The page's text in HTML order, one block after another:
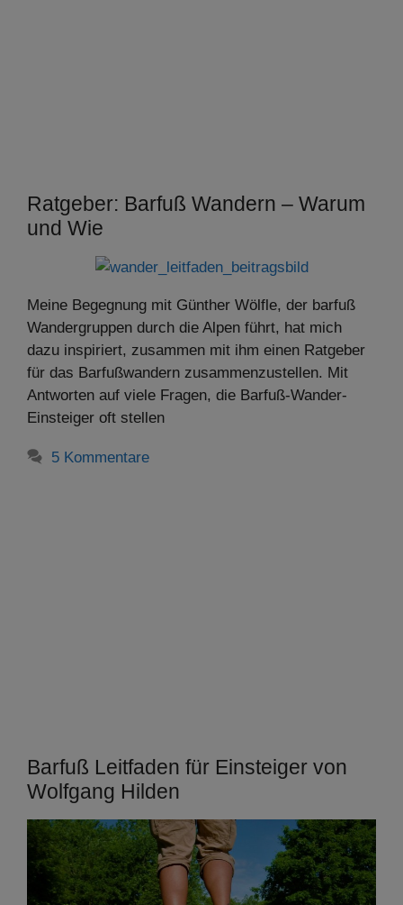
Ratgeber: Barfuß Wandern – Warum
und Wie
Meine Begegnung mit Günther Wölfle, der barfuß
Wandergruppen durch die Alpen führt, hat mich
dazu inspiriert, zusammen mit ihm einen Ratgeber
für das Barfußwandern zusammenzustellen. Mit
Antworten auf viele Fragen, die Barfuß-Wander-
Einsteiger oft stellen
5 Kommentare
Barfuß Leitfaden für Einsteiger von
Wolfgang Hilden